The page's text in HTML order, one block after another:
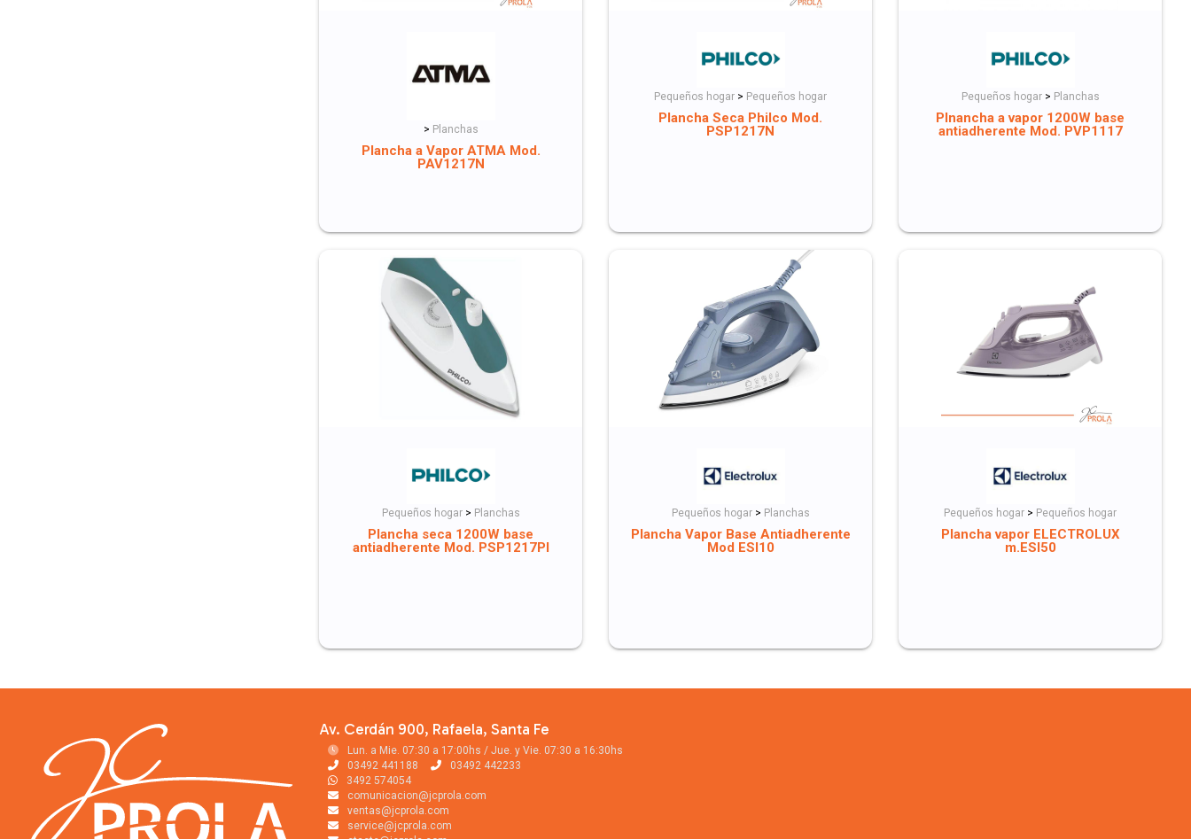
> Planchas
Plancha a Vapor ATMA Mod.
PAV1217N
Pequeños hogar > Pequeños hogar
Plancha Seca Philco Mod.
PSP1217N
Pequeños hogar > Planchas
Plnancha a vapor 1200W base
antiadherente Mod. PVP1117
Pequeños hogar > Planchas
Plancha seca 1200W base
antiadherente Mod. PSP1217PI
Pequeños hogar > Planchas
Plancha Vapor Base Antiadherente
Mod ESI10
Pequeños hogar > Pequeños hogar
Plancha vapor ELECTROLUX
m.ESI50
Av. Cerdán 900, Rafaela, Santa Fe
Lun. a Mie. 07:30 a 17:00hs / Jue. y Vie. 07:30 a 16:30hs
03492 441188
03492 442233
3492 574054
comunicacion@jcprola.com
ventas@jcprola.com
service@jcprola.com